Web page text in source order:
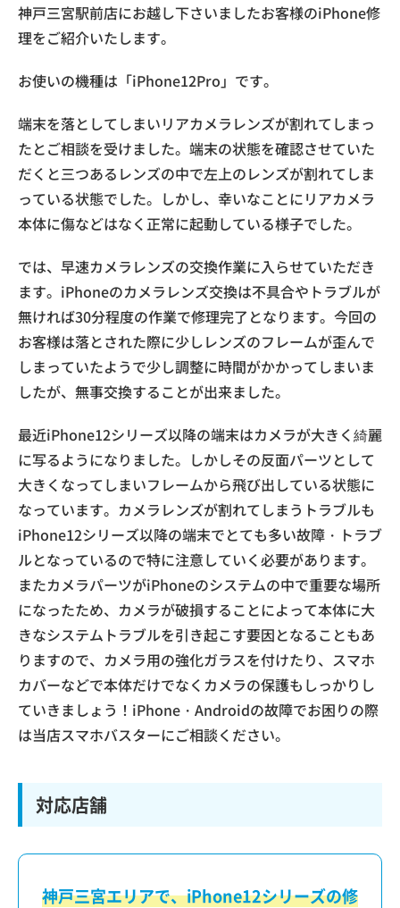
神戸三宮駅前店にお越し下さいましたお客様のiPhone修
理をご紹介いたします。
お使いの機種は「iPhone12Pro」です。
端末を落としてしまいリアカメラレンズが割れてしまっ
たとご相談を受けました。端末の状態を確認させていた
だくと三つあるレンズの中で左上のレンズが割れてしま
っている状態でした。しかし、幸いなことにリアカメラ
本体に傷などはなく正常に起動している様子でした。
では、早速カメラレンズの交換作業に入らせていただき
ます。iPhoneのカメラレンズ交換は不具合やトラブルが
無ければ30分程度の作業で修理完了となります。今回の
お客様は落とされた際に少しレンズのフレームが歪んで
しまっていたようで少し調整に時間がかかってしまいま
したが、無事交換することが出来ました。
最近iPhone12シリーズ以降の端末はカメラが大きく綺麗
に写るようになりました。しかしその反面パーツとして
大きくなってしまいフレームから飛び出している状態に
なっています。カメラレンズが割れてしまうトラブルも
iPhone12シリーズ以降の端末でとても多い故障・トラブ
ルとなっているので特に注意していく必要があります。
またカメラパーツがiPhoneのシステムの中で重要な場所
になったため、カメラが破損することによって本体に大
きなシステムトラブルを引き起こす要因となることもあ
りますので、カメラ用の強化ガラスを付けたり、スマホ
カバーなどで本体だけでなくカメラの保護もしっかりし
ていきましょう！iPhone・Androidの故障でお困りの際
は当店スマホバスターにご相談ください。
対応店舗
神戸三宮エリアで、iPhone12シリーズの修